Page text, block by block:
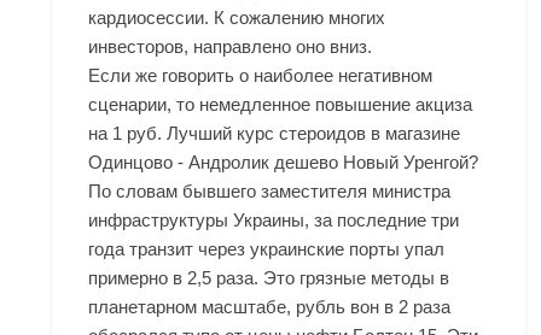
кардиосессии. К сожалению многих
инвесторов, направлено оно вниз.
Если же говорить о наиболее негативном
сценарии, то немедленное повышение акциза
на 1 руб. Лучший курс стероидов в магазине
Одинцово - Андролик дешево Новый Уренгой?
По словам бывшего заместителя министра
инфраструктуры Украины, за последние три
года транзит через украинские порты упал
примерно в 2,5 раза. Это грязные методы в
планетарном масштабе, рубль вон в 2 раза